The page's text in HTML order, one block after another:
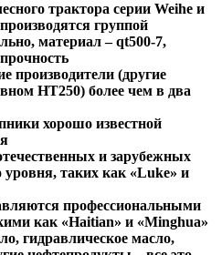
трактора серии Weihe и
группой
материал – qt500-7,
производители (другие
HT250) более чем в два
хорошо известной
и зарубежных
таких как «Luke» и
профессиональными
как «Haitian» и «Minghua»
гидравлическое масло,